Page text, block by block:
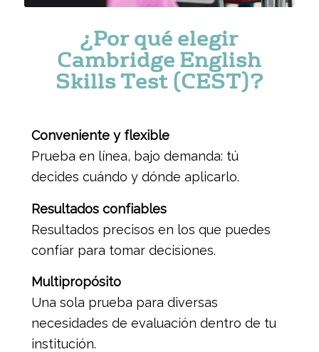
¿Por qué elegir
Cambridge English
Skills Test (CEST)?
Conveniente y flexible
Prueba en línea, bajo demanda: tú
decides cuándo y dónde aplicarlo.
Resultados confiables
Resultados precisos en los que puedes
confiar para tomar decisiones.
Multipropósito
Una sola prueba para diversas
necesidades de evaluación dentro de tu
institución.